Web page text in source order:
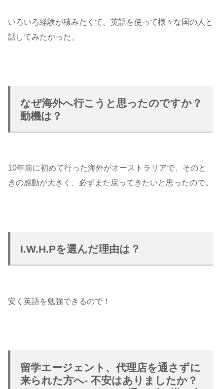
いろいろ経験が積みたくて。英語を使って様々な国の人と
話してみたかった。
なぜ海外へ行こうと思ったのですか？
動機は？
10年前に初めて行った海外がオーストラリアで、そのと
きの感動が大きく、必ずまた戻ってきたいと思ったので。
I.W.H.Pを選んだ理由は？
安く英語を勉強できるので！
留学エージェント、代理店を通さずに
来られた方へ- 不安はありましたか？